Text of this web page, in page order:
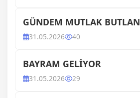
GÜNDEM MUTLAK BUTLAN
31.05.2026 40
BAYRAM GELİYOR
31.05.2026 29